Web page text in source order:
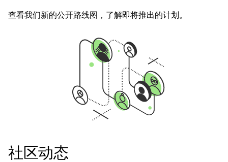
查看我们新的公开路线图，了解即将推出的计划。
社区动态